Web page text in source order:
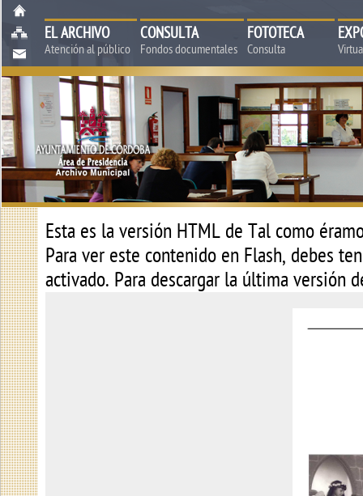
EL ARCHIVO
Atención al público
CONSULTA
Fondos documentales
FOTOTECA
Consulta
Esta es la versión HTML de Tal como
Para ver este contenido en Flash, debes
activado. Para descargar la última versión